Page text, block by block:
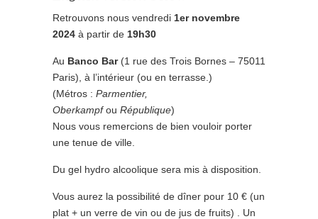
Retrouvons nous vendredi 1er novembre
2024 à partir de 19h30
Au Banco Bar(1 rue des Trois Bornes – 75011
Paris), à l’intérieur (ou en terrasse.)
(Métros : Parmentier,
Oberkampfou République)
Nous vous remercions de bien vouloir porter
une tenue de ville.
Du gel hydro alcoolique sera mis à disposition.
Vous aurez la possibilité de dîner pour 10 € (un
plat + un verre de vin ou de jus de fruits) . Un